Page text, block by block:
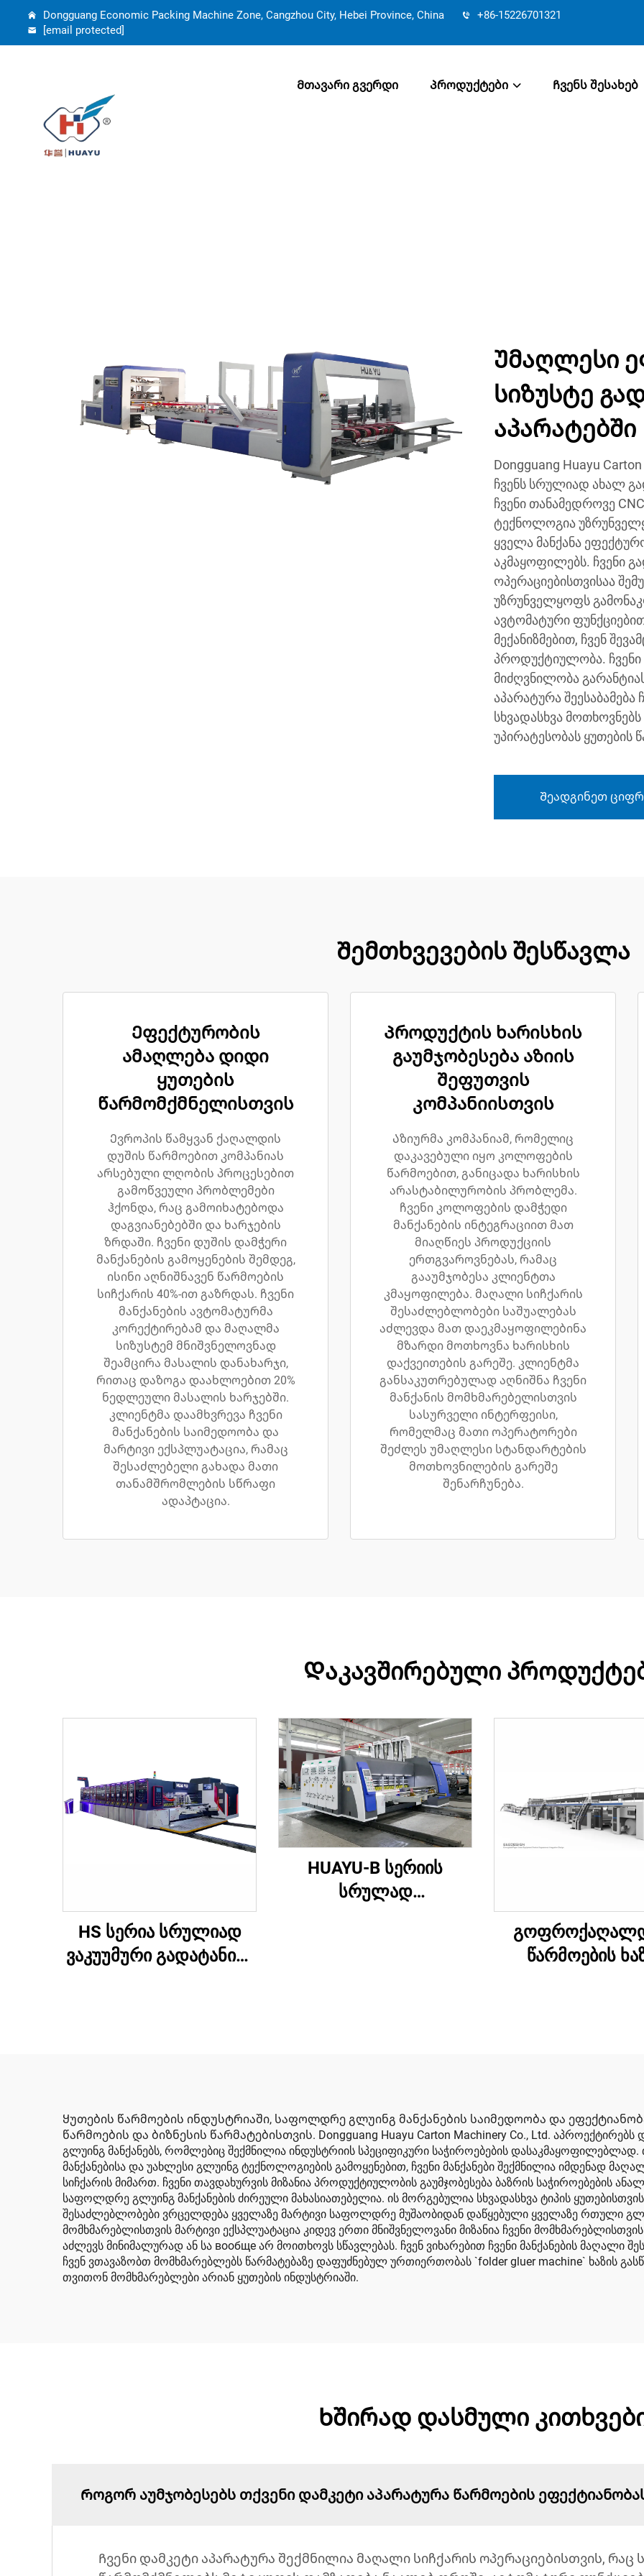
Dongguang Economic Packing Machine Zone, Cangzhou City, Hebei Province, China
+86-15226701321
[email protected]
Მთავარი გვერდი Პროდუქტები Ჩვენს შესახებ
Უმაღლესი
სიზუსტე
აპარატებში
Dongguang Huayu
ჩვენს სრულიად ახალ
ჩვენი თანამედროვე
ტექნოლოგია
ყველა მანქანა
აკმაყოფილებს. ჩვენი
ოპერაციებისთვისაა
უზრუნველყოფს
ავტომატური
მექანიზმებით, ჩვენ
პროდუქტიულობა. ჩვენი
მიძღვნილობა
აპარატურა
სხვადასხვა
უპირატესობას ყუთების
Შეადგინეთ
Შემთხვევების შესწავლა
Ეფექტურობის
ამაღლება დიდი
ყუთების
წარმომქმნელისთვის
Ევროპის წამყვან ქაღალდის
დუშის წარმოებით კომპანიას
არსებული ლღობის პროცესებით
გამოწვეული პრობლემები
ჰქონდა, რაც გამოიხატებოდა
დაგვიანებებში და ხარჯების
ზრდაში. ჩვენი დუშის დამჭერი
მანქანების გამოყენების შემდეგ,
ისინი აღნიშნავენ წარმოების
სიჩქარის 40%-ით გაზრდას. ჩვენი
მანქანების ავტომატურმა
კორექტირებამ და მაღალმა
სიზუსტემ მნიშვნელოვნად
შეამცირა მასალის დანახარჯი,
რითაც დაზოგა დაახლოებით 20%
ნედლეული მასალის ხარჯებში.
კლიენტმა დაამხვრევა ჩვენი
მანქანების საიმედოობა და
მარტივი ექსპლუატაცია, რამაც
შესაძლებელი გახადა მათი
თანამშრომლების სწრაფი
ადაპტაცია.
Პროდუქტის ხარისხის
გაუმჯობესება აზიის
შეფუთვის
კომპანიისთვის
Აზიურმა კომპანიამ, რომელიც
დაკავებული იყო კოლოფების
წარმოებით, განიცადა ხარისხის
არასტაბილურობის პრობლემა.
ჩვენი კოლოფების დამჭედი
მანქანების ინტეგრაციით მათ
მიაღწიეს პროდუქციის
ერთგვაროვნებას, რამაც
გააუმჯობესა კლიენტთა
კმაყოფილება. მაღალი სიჩქარის
შესაძლებლობები საშუალებას
აძლევდა მათ დაეკმაყოფილებინა
მზარდი მოთხოვნა ხარისხის
დაქვეითების გარეშე. კლიენტმა
განსაკუთრებულად აღნიშნა ჩვენი
მანქანის მომხმარებელისთვის
სასურველი ინტერფეისი,
რომელმაც მათი ოპერატორები
შეძლეს უმაღლესი სტანდარტების
მოთხოვნილების გარეშე
შენარჩუნება.
Დაკავშირებული
HS სერია სრულიად
ვაკუუმური გადატანით,
მანქანა (ვაკუუმური
გადატანა ზემოთ
ბეჭდვა)
HUAYU-B სერიის
სრულად
წარმოების
Ყუთების წარმოების ინდუსტრიაში, საფოლდრე გლუინგ მანქანების საიმედოობა და
წარმოების და ბიზნესის წარმატებისთვის. Dongguang Huayu Carton Machinery Co., Ltd.
გლუინგ მანქანებს, რომლებიც შექმნილია ინდუსტრიის სპეციფიკური საჭიროებების
მანქანებისა და უახლესი გლუინგ ტექნოლოგიების გამოყენებით, ჩვენი მანქანები შექმნილია იმდენად
სიჩქარის მიმართ. ჩვენი თავდახურვის მიზანია პროდუქტიულობის გაუმჯობესება ბაზრის საჭიროებების
საფოლდრე გლუინგ მანქანების ძირეული მახასიათებელია. ის მორგებულია სხვადასხვა ტიპის
შესაძლებლობები ვრცელდება ყველაზე მარტივი საფოლდრე მუშაობიდან დაწყებული ყველაზე რთული
მომხმარებლისთვის მარტივი ექსპლუატაცია კიდევ ერთი მნიშვნელოვანი მიზანია ჩვენი
აძლევს მინიმალურად ან სა вообще არ მოითხოვს სწავლებას. ჩვენ ვიხარებით ჩვენი მანქანების მაღალი
ჩვენ ვთავაზობთ მომხმარებლებს წარმატებაზე დაფუძნებულ ურთიერთობას `folder gluer machine` ხაზის
თვითონ მომხმარებლები არიან ყუთების ინდუსტრიაში.
Ხშირად დასმული
Როგორ აუმჯობესებს თქვენი დამკეტი აპარატურა წარმოების
Ჩვენი დამკეტი აპარატურა შექმნილია მაღალი სიჩქარის ოპერაციებისთვის, რაც